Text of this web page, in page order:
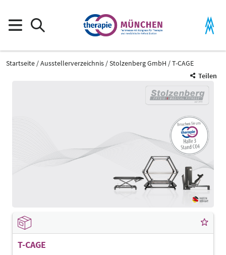
Startseite Ausstellerverzeichnis Stolzenberg GmbH
T-CAGE
Teilen
T-CAGE